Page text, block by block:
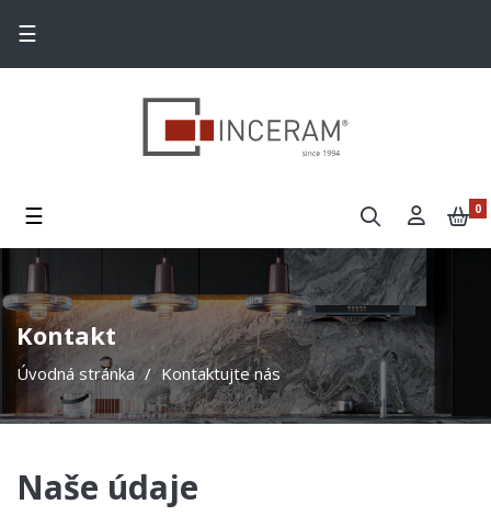
Toggle navigation
☰
Toggle navigation
☰ 0
Kontakt
Úvodná stránka Kontaktujte nás
Naše údaje